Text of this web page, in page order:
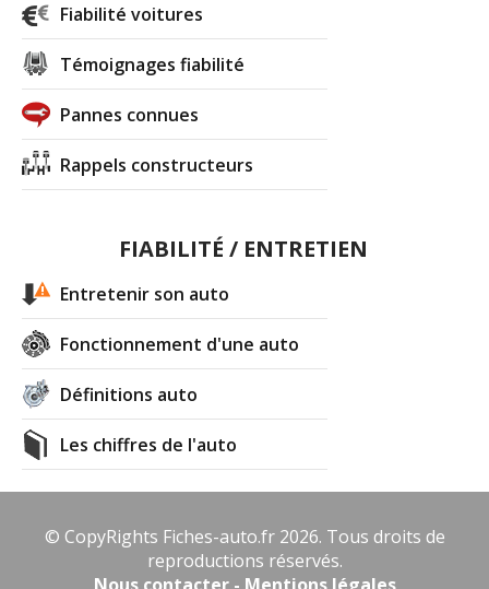
Fiabilité voitures
Témoignages fiabilité
Pannes connues
Rappels constructeurs
FIABILITÉ / ENTRETIEN
Entretenir son auto
Fonctionnement d'une auto
Définitions auto
Les chiffres de l'auto
© CopyRights Fiches-auto.fr 2026. Tous droits de
reproductions réservés.
Nous contacter - Mentions légales